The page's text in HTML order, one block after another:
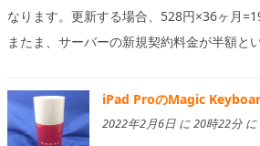
なります。更新する場合、528円×36ヶ月
またま、サーバーの新規契約料金が半額と
iPad ProのMagic
2022年2月6日 に 20時22分 に